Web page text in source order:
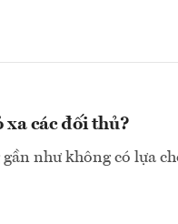
xa các đối thủ?
như không có lựa